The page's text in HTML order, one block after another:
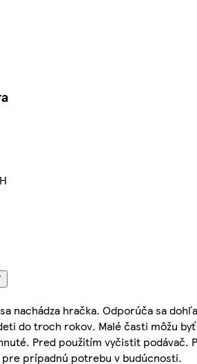
sa nachádza hračka. Odporúča sa
do troch rokov. Malé časti môžu byť
Pred použitím vyčistit podávač.
prípadnú potrebu v budúcnosti.